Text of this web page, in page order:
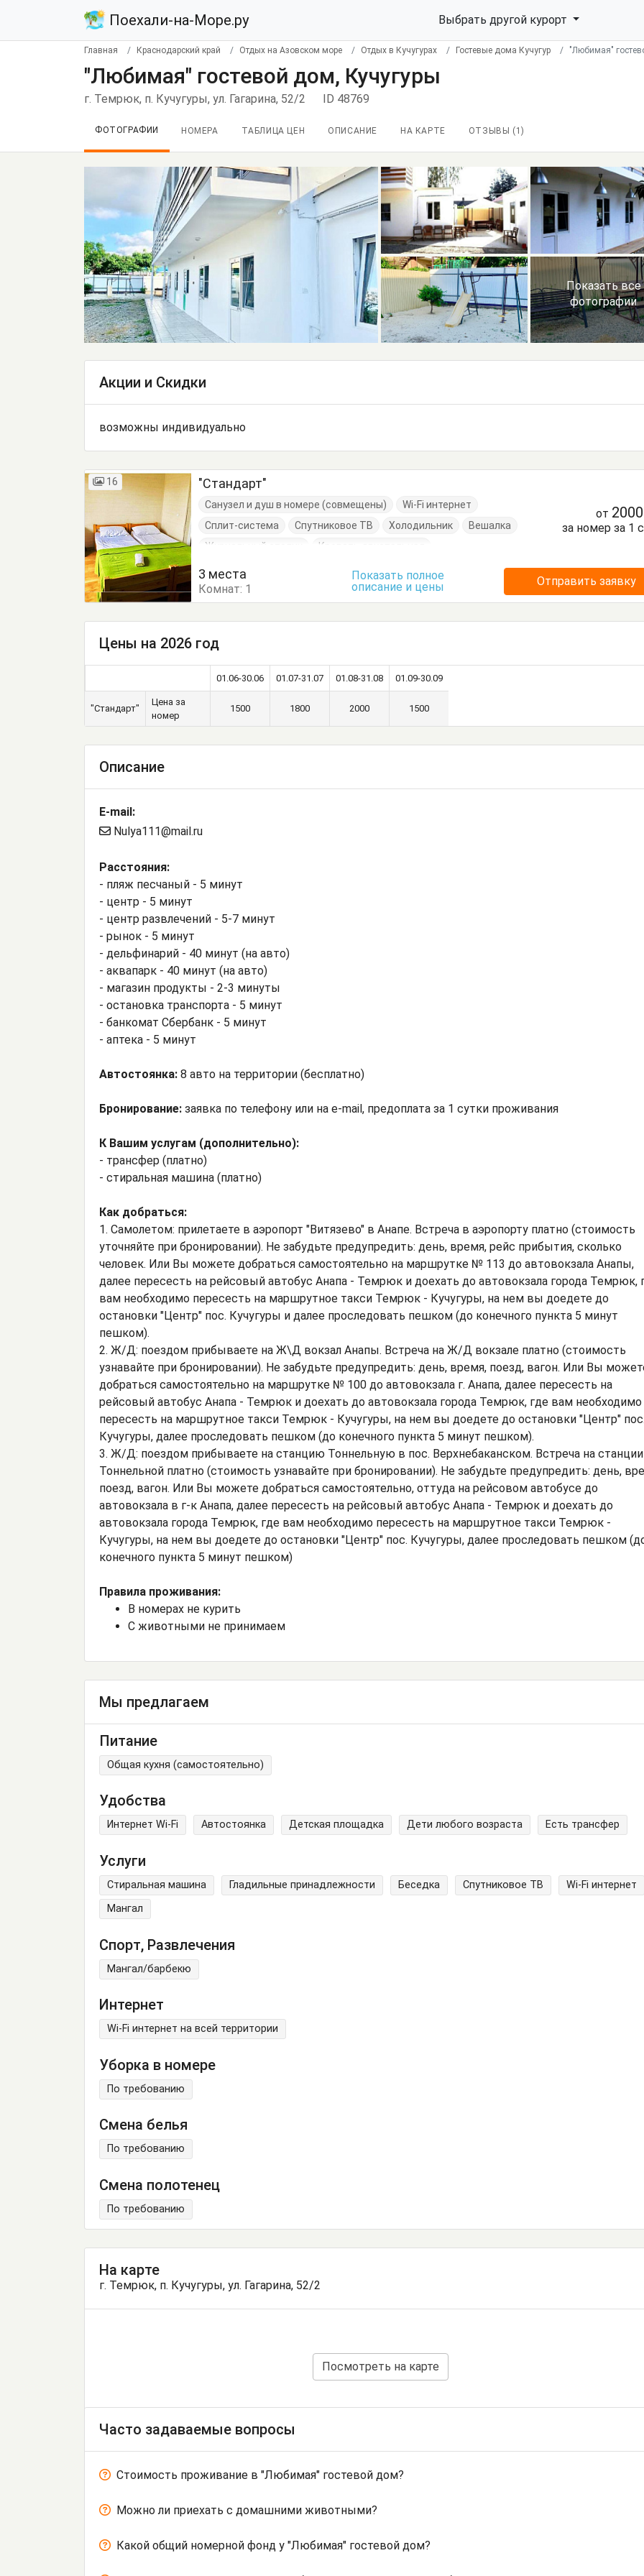
Поехали-на-Море.ру Выбрать другой курорт
Главная Краснодарский край Отдых на Азовском море Отдых в Кучугурах Гостевые дома Кучугур "Любимая"
"Любимая" гостевой дом, Кучугуры
г. Темрюк, п. Кучугуры, ул. Гагарина, 52/2 ID 48769
ФОТОГРАФИИ НОМЕРА ТАБЛИЦА ЦЕН ОПИСАНИЕ НА КАРТЕ ОТЗЫВЫ ( 1)
Показать все
фотографии
Акции и Скидки
возможны индивидуально
16 "Стандарт"
Санузел и душ в номере (совмещены)
Wi-Fi интернет
Сплит-система
Спутниковое ТВ Холодильник
Вешалка
Журнальный столик
Кровать двуспальная
от
за номер за 1
3 места
Комнат: 1
Показать полное
описание и цены
Отправить заявку
Цены на 2026 год
01.06-30.06 01.07-31.07 01.08-31.08 01.09-30.09
"Стандарт"
Цена за
номер
1500 1800 2000 1500
Описание
E-mail:
Nulya111@mail.ru
Расстояния:
- пляж песчаный - 5 минут
- центр - 5 минут
- центр развлечений - 5-7 минут
- рынок - 5 минут
- дельфинарий - 40 минут (на авто)
- аквапарк - 40 минут (на авто)
- магазин продукты - 2-3 минуты
- остановка транспорта - 5 минут
- банкомат Сбербанк - 5 минут
- аптека - 5 минут
Автостоянка: 8 авто на территории (бесплатно)
Бронирование: заявка по телефону или на e-mail, предоплата за 1 сутки проживания
К Вашим услугам (дополнительно):
- трансфер (платно)
- стиральная машина (платно)
Как добраться:
1. Самолетом: прилетаете в аэропорт "Витязево" в Анапе. Встреча в аэропорту платно (стоимость
уточняйте при бронировании). Не забудьте предупредить: день, время, рейс прибытия, сколько
человек. Или Вы можете добраться самостоятельно на маршрутке № 113 до автовокзала Анапы,
далее пересесть на рейсовый автобус Анапа - Темрюк и доехать до автовокзала города Темрюк,
вам необходимо пересесть на маршрутное такси Темрюк - Кучугуры, на нем вы доедете до
остановки "Центр" пос. Кучугуры и далее проследовать пешком (до конечного пункта 5 минут
пешком).
2. Ж/Д: поездом прибываете на Ж\Д вокзал Анапы. Встреча на Ж/Д вокзале платно (стоимость
узнавайте при бронировании). Не забудьте предупредить: день, время, поезд, вагон. Или Вы
добраться самостоятельно на маршрутке № 100 до автовокзала г. Анапа, далее пересесть на
рейсовый автобус Анапа - Темрюк и доехать до автовокзала города Темрюк, где вам необходимо
пересесть на маршрутное такси Темрюк - Кучугуры, на нем вы доедете до остановки "Центр"
Кучугуры, далее проследовать пешком (до конечного пункта 5 минут пешком).
3. Ж/Д: поездом прибываете на станцию Тоннельную в пос. Верхнебаканском. Встреча на станции
Тоннельной платно (стоимость узнавайте при бронировании). Не забудьте предупредить: день,
поезд, вагон. Или Вы можете добраться самостоятельно, оттуда на рейсовом автобусе до
автовокзала в г-к Анапа, далее пересесть на рейсовый автобус Анапа - Темрюк и доехать до
автовокзала города Темрюк, где вам необходимо пересесть на маршрутное такси Темрюк -
Кучугуры, на нем вы доедете до остановки "Центр" пос. Кучугуры, далее проследовать пешком
конечного пункта 5 минут пешком)
Правила проживания:
В номерах не курить
С животными не принимаем
Мы предлагаем
Питание
Общая кухня (самостоятельно)
Удобства
Интернет Wi-Fi Автостоянка Детская площадка Дети любого возраста Есть трансфер
Услуги
Стиральная машина Гладильные принадлежности Беседка Спутниковое ТВ
Wi-Fi интернет
Мангал
Спорт, Развлечения
Мангал/барбекю
Интернет
Wi-Fi интернет на всей территории
Уборка в номере
По требованию
Смена белья
По требованию
Смена полотенец
По требованию
На карте
г. Темрюк, п. Кучугуры, ул. Гагарина, 52/2
Посмотреть на карте
Часто задаваемые вопросы
Стоимость проживание в "Любимая" гостевой дом?
Можно ли приехать с домашними животными?
Какой общий номерной фонд у "Любимая" гостевой дом?